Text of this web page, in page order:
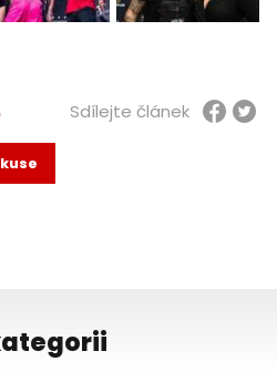
Sdílejte článek